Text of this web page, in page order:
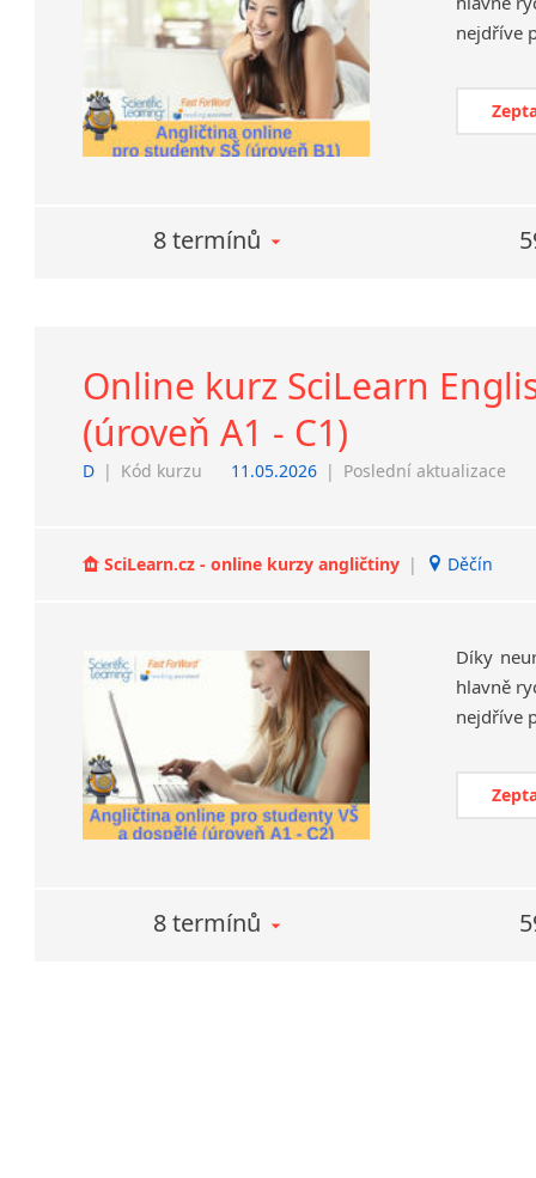
8 termínů
Online kurz SciLearn
(úroveň A1 - C1)
D | Kód kurzu 11.05.2026 | Poslední aktualizace
SciLearn.cz - online kurzy angličtiny | Děčín
Díky
hlavně
8 termínů